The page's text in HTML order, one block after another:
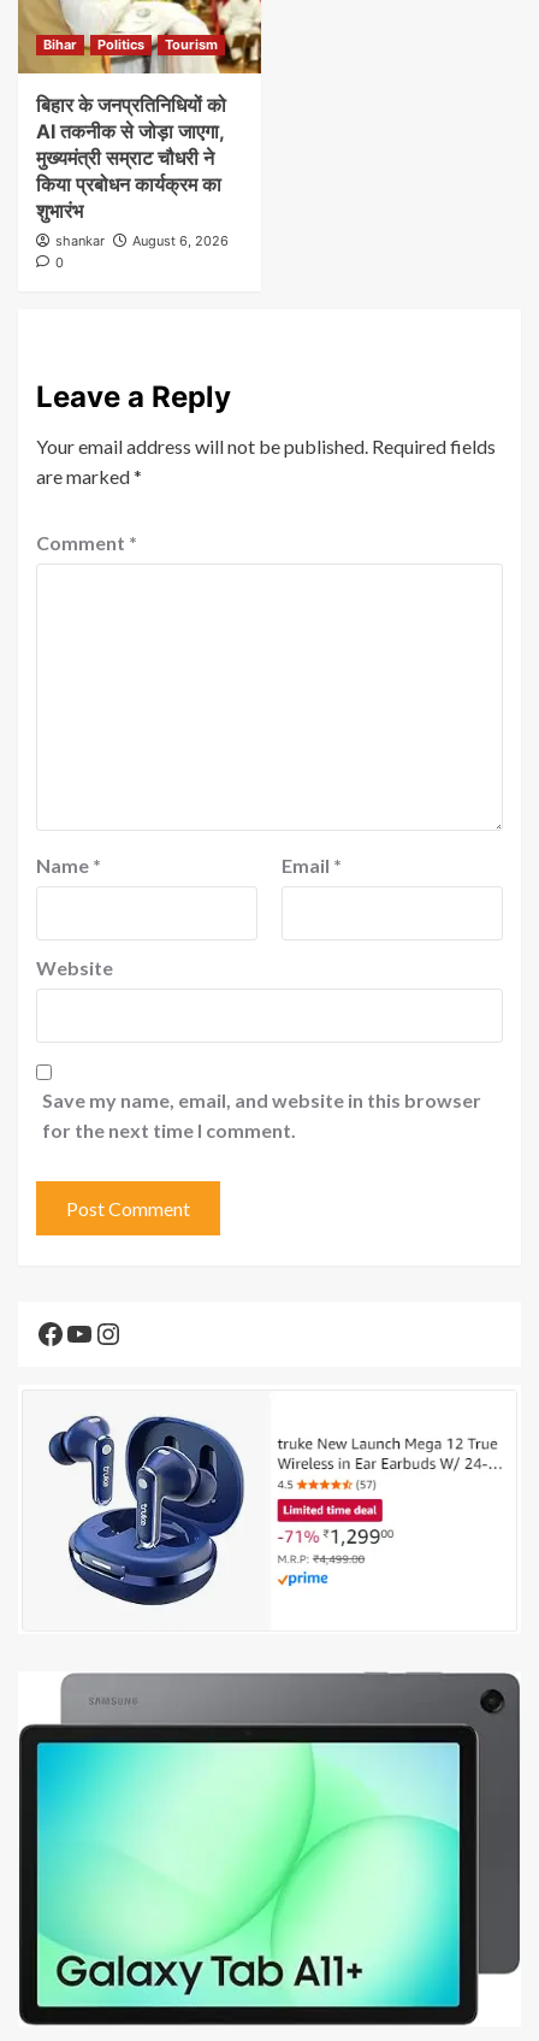
Bihar Politics Tourism
बिहार के जनप्रतिनिधियों को
AI तकनीक से जोड़ा जाएगा,
मुख्यमंत्री सम्राट चौधरी ने
किया प्रबोधन कार्यक्रम का
शुभारंभ
shankar
August 6, 2026
0
Leave a Reply
Your email address will not be published. Required fields
are marked*
Comment *
Name * Email *
Website
Save my name, email, and website in this browser
for the next time I comment.
Facebook
YouTube
Instagram